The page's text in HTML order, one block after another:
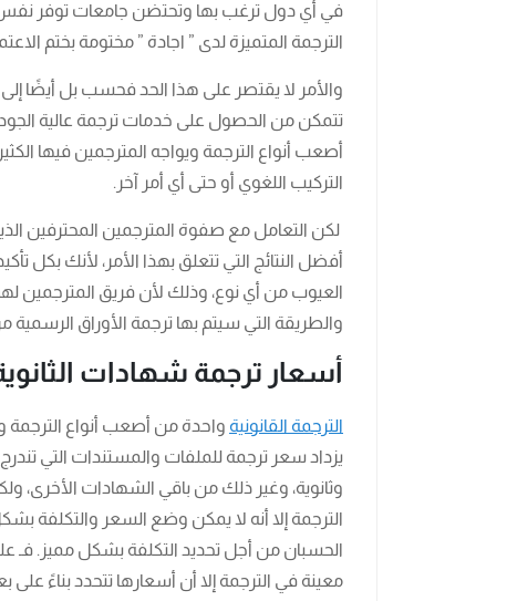
في أي دول ترغب بها وتحتضن جامعات توفر نفس
الترجمة المتميزة لدى ” اجادة ” مختومة بختم
والأمر لا يقتصر على هذا الحد فحسب بل أيضًا
تتمكن من الحصول على خدمات ترجمة عالية
أصعب أنواع الترجمة ويواجه المترجمين فيها
التركيب اللغوي أو حتى أي أمر آخر.
لكن التعامل مع صفوة المترجمين المحترفين
أفضل النتائج التي تتعلق بهذا الأمر، لأنك بكل
العيوب من أي نوع، وذلك لأن فريق المترجمين
والطريقة التي سيتم بها ترجمة الأوراق
أسعار ترجمة شهادات
الترجمة القانونية واحدة من أصعب أنواع الترجمة
يزداد سعر ترجمة للملفات والمستندات التي
وثانوية، وغير ذلك من باقي الشهادات الأخرى،
الترجمة إلا أنه لا يمكن وضع السعر والتكلفة
الحسبان من أجل تحديد التكلفة بشكل مميز. فـ
معينة في الترجمة إلا أن أسعارها تتحدد بناءً